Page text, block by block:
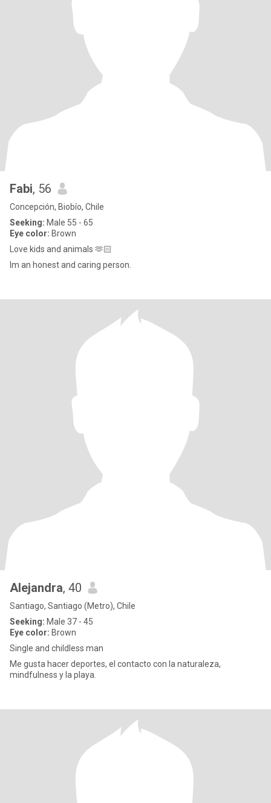
Fabi, 56
Concepción, Biobío, Chile
Seeking: Male 55 - 65
Eye color: Brown
Love kids and animals 🫶🏻
Im an honest and caring person.
Alejandra, 40
Santiago, Santiago (Metro), Chile
Seeking: Male 37 - 45
Eye color: Brown
Single and childless man
Me gusta hacer deportes, el contacto con la naturaleza,
mindfulness y la playa.